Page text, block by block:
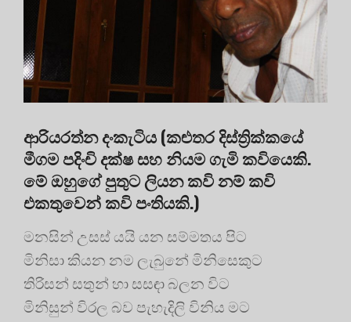
ආරියරත්න දංකැටිය (කළුතර දිස්ත්‍රික්කයේ
මීගම පදිංචි දක්ෂ සහ නියම ගැමි කවියෙකි.
මේ ඔහුගේ පුතුට ලියන කවි නම් කවි
එකතුවෙන් කවි පංතියකි.)
මනසින් උසස් යයි යන සම්මතය පිට
මිනිසා කියන නම ලැබුනේ මිනිසෙකුට
තිරිසන් සතුන් හා සසඳා බලන විට
මිනිසුන් විරල බව පැහැදිලි විනිය මට